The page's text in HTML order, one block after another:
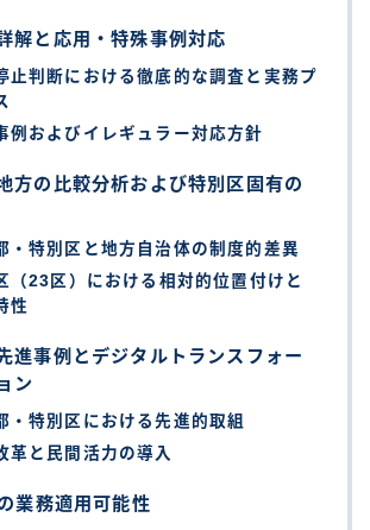
解と応用・特殊事例対応
止判断における徹底的な調査と実務プ
例およびイレギュラー対応方針
方の比較分析および特別区固有の
・特別区と地方自治体の制度的差異
（23区）における相対的位置付けと
性
進事例とデジタルトランスフォー
ン
・特別区における先進的取組
革と民間活力の導入
業務適用可能性